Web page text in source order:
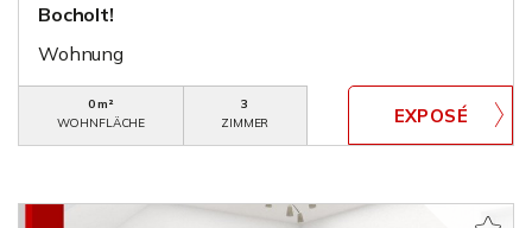
Bocholt!
Wohnung
0 m²
WOHNFLÄCHE
3
ZIMMER